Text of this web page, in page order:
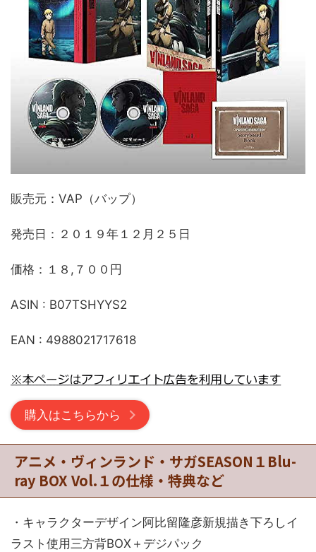
販売元：VAP（バップ）
発売日：２０１９年１２月２５日
価格：１８,７００円
ASIN : B07TSHYYS2
EAN : 4988021717618
購入はこちらから
アニメ・ヴィンランド・サガSEASON１Blu-
ray BOX Vol.１の仕様・特典など
・キャラクターデザイン阿比留隆彦新規描き下ろしイ
ラスト使用三方背BOX＋デジパック